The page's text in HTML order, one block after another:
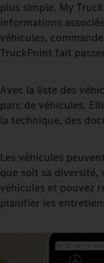
plus simple. My
informations
véhicules,
TruckPoint fait
Avec la liste des
parc de véhicules.
la technique, des
Les véhicules
que soit sa diversité,
véhicules et pouvez
planifier les